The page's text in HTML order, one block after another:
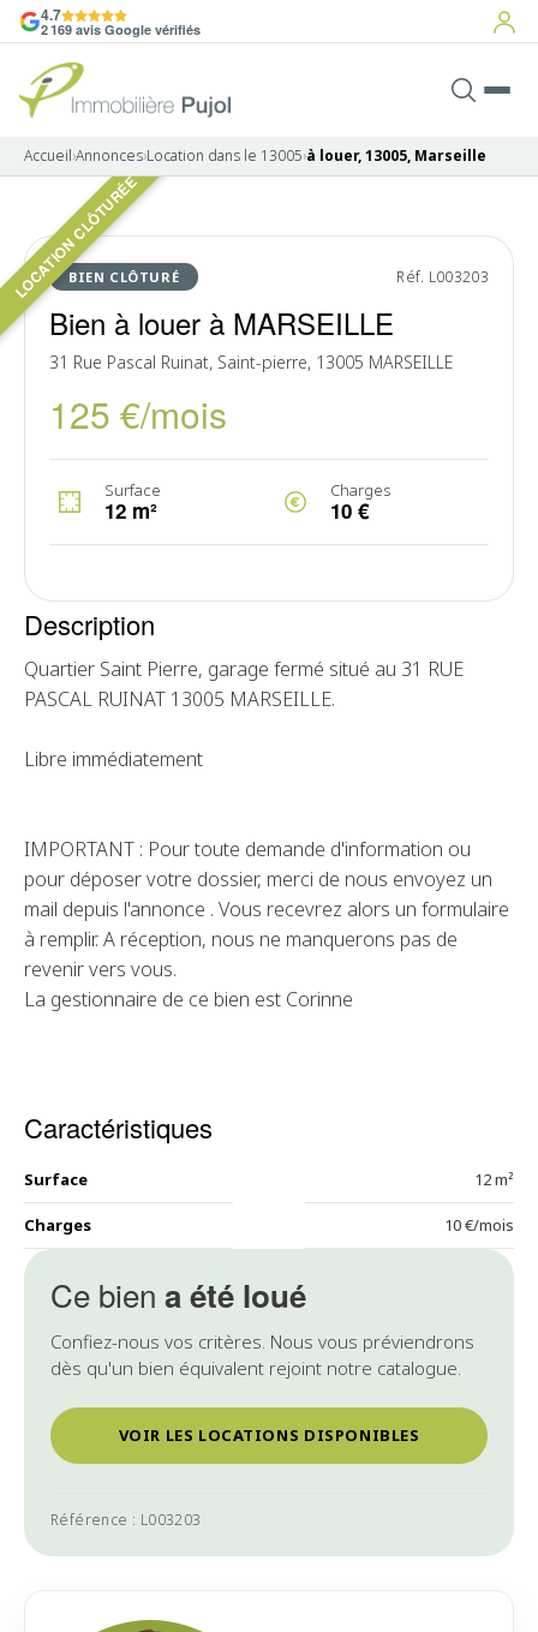
4.7
2 169 avis Google vérifiés
Accueil›Annonces›Location dans le 13005›à louer, 13005, Marseille
LOCATION CLÔTURÉE
BIEN CLÔTURÉ Réf. L003203
Bien à louer à MARSEILLE
31 Rue Pascal Ruinat, Saint-pierre, 13005 MARSEILLE
125 €/mois
Surface
12 m²
Charges
10 €
Ce bien a été loué
Confiez-nous vos critères. Nous vous préviendrons
dès qu'un bien équivalent rejoint notre catalogue.
VOIR LES LOCATIONS DISPONIBLES
Référence : L003203
LOUÉ
Description
Quartier Saint Pierre, garage fermé situé au 31 RUE
PASCAL RUINAT 13005 MARSEILLE.
Libre immédiatement
IMPORTANT : Pour toute demande d'information ou
pour déposer votre dossier, merci de nous envoyez un
mail depuis l'annonce . Vous recevrez alors un formulaire
à remplir. A réception, nous ne manquerons pas de
revenir vers vous.
La gestionnaire de ce bien est Corinne
Caractéristiques
Surface 12 m²
Charges 10 €/mois